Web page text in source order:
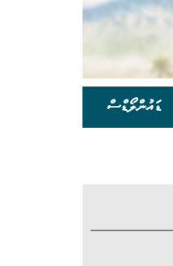
ޑައުންލޯޑްސް